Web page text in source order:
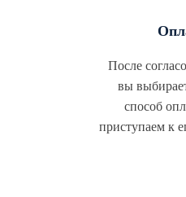
После
вы
способ
приступаем к